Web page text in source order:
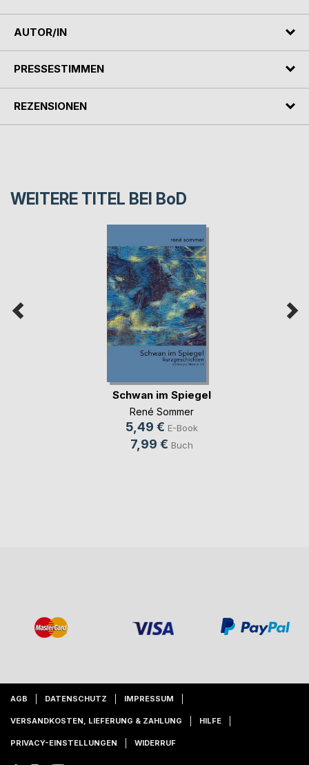
AUTOR/IN
PRESSESTIMMEN
REZENSIONEN
WEITERE TITEL BEI BoD
Schwan im Spiegel
René Sommer
5,49 € E-Book
7,99 € Buch
AGB DATENSCHUTZ IMPRESSUM
VERSANDKOSTEN, LIEFERUNG & ZAHLUNG HILFE
PRIVACY-EINSTELLUNGEN WIDERRUF